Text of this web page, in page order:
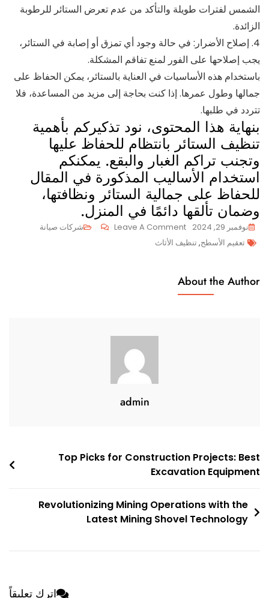
الشمس لفترات طويلة والتأكد من عدم تعرض الستائر للرطوبة
الزائدة.
4. إصلاح الأضرار: في حالة وجود أي تمزق أو إصابة في الستائر،
يجب إصلاحها على الفور لمنع تفاقم المشكلة.
باستخدام هذه الأساسيات في العناية بالستائر، يمكن الحفاظ على
جمالها وطول عمرها. إذا كنت بحاجة إلى مزيد من المساعدة، فلا
تتردد في طلبها.
بنهاية هذا المحتوى، نود تذكيركم بأهمية
تنظيف الستائر بانتظام للحفاظ عليها
وتجنب تراكم الغبار والبقع. يمكنكم
استخدام الأساليب المذكورة في المقال
للحفاظ على جمالية الستائر ونظافتها،
وضمان تألقها دائمًا في المنزل.
نوفمبر 29, 2024 Leave A Comment
On
شركات صيانة
Tags
تعقيم الأسطح, تنظيف الأثاث
About the Author
admin
تصفّح
المقالات
Top Picks for Construction Projects: Best
Excavation Equipment
Revolutionizing Mining Operations with the
Latest Mining Shovel Technology
اترك تعليقاً